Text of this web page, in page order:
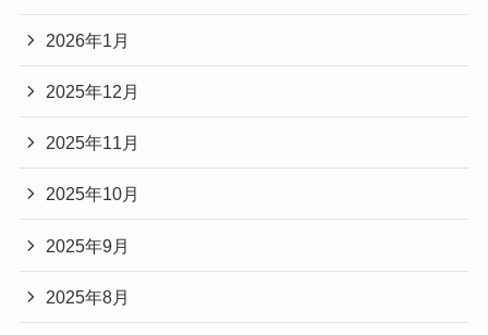
2026年1月
2025年12月
2025年11月
2025年10月
2025年9月
2025年8月